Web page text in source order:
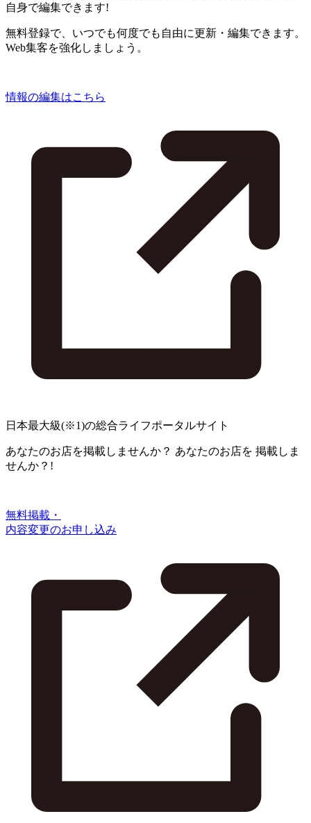
自身で編集できます!
無料登録で、いつでも何度でも自由に更新・編集できます。
Web集客を強化しましょう。
情報の編集はこちら
日本最大級(※1)の総合ライフポータルサイト
あなたのお店を掲載しませんか？ あなたのお店を 掲載しま
せんか？!
無料掲載・
内容変更のお申し込み